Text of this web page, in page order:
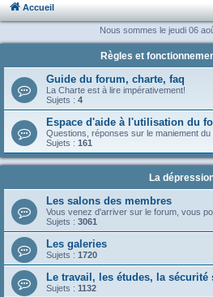
Accueil
Nous sommes le jeudi 06
Règles et
Guide du forum, charte, faq
La Charte est à lire impérativement!
Sujets : 4
Espace d'aide à l'utilisation du
Questions, réponses sur le maniement du
Sujets : 161
La
Les salons des membres
Vous venez d'arriver sur le forum, vous
Sujets : 3061
Les galeries
Sujets : 1720
Le travail, les études, la sécurité
Sujets : 1132